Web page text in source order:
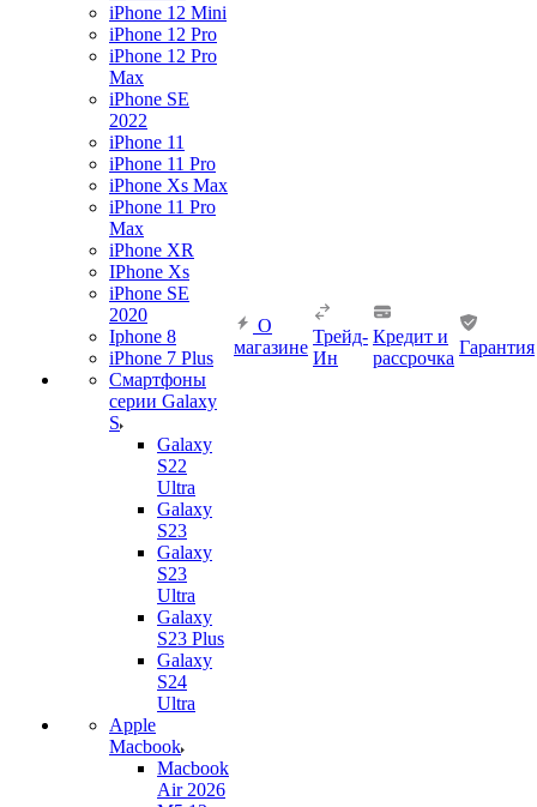
iPhone 12 Mini
iPhone 12 Pro
iPhone 12 Pro
Max
iPhone SE
2022
iPhone 11
iPhone 11 Pro
iPhone Xs Max
iPhone 11 Pro
Max
iPhone XR
IPhone Xs
iPhone SE
2020
Iphone 8
iPhone 7 Plus
Смартфоны
серии Galaxy
S
Galaxy
S22
Ultra
Galaxy
S23
Galaxy
S23
Ultra
Galaxy
S23 Plus
Galaxy
S24
Ultra
Apple
Macbook
Macbook
Air 2026
О
магазине
Трейд-
Ин
Кредит и
рассрочка
Гарантия